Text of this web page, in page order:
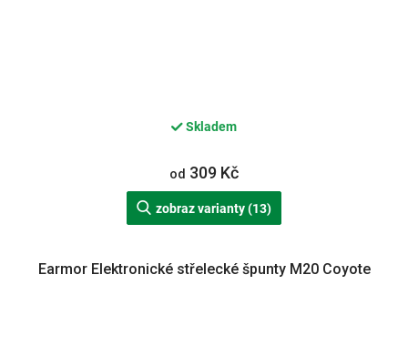
Skladem
od 309 Kč
zobraz varianty (13)
Earmor Elektronické střelecké špunty M20 Coyote